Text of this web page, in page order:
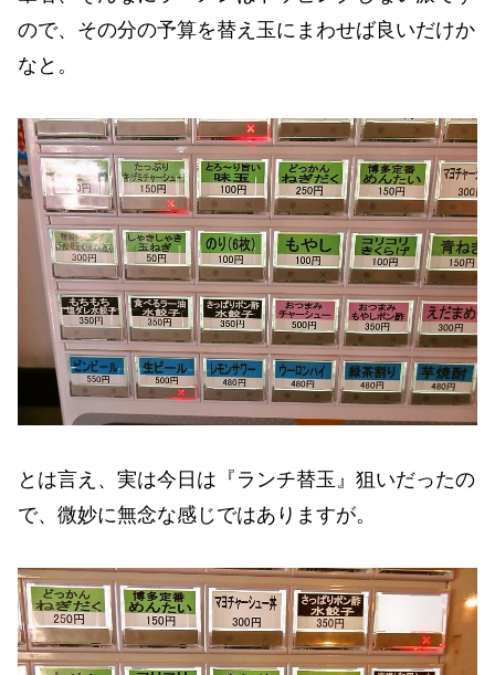
ので、その分の予算を替え玉にまわせば良いだけか
なと。
とは言え、実は今日は『ランチ替玉』狙いだったの
で、微妙に無念な感じではありますが。